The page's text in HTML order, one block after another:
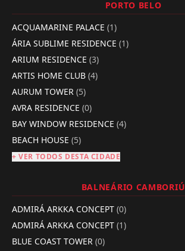
PORTO BELO
ACQUAMARINE PALACE (1)
ÁRIA SUBLIME RESIDENCE (1)
ARIUM RESIDENCE (3)
ARTIS HOME CLUB (4)
AURUM TOWER (5)
AVRA RESIDENCE (0)
BAY WINDOW RESIDENCE (4)
BEACH HOUSE (5)
+ VER TODOS DESTA CIDADE
BALNEÁRIO CAMBORIÚ
ADMIRÁ ARKKA CONCEPT (0)
ADMIRÁ ARKKA CONCEPT (1)
BLUE COAST TOWER (0)